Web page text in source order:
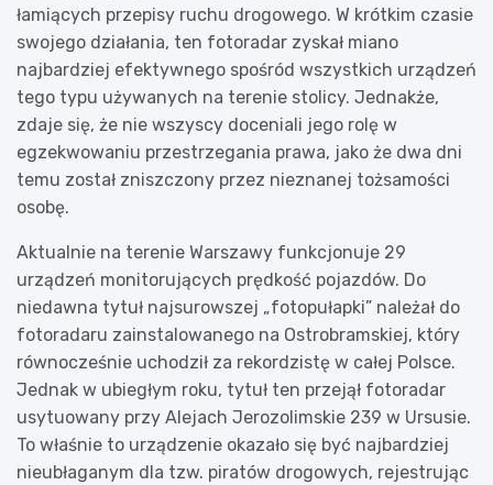
łamiących przepisy ruchu drogowego. W krótkim czasie
swojego działania, ten fotoradar zyskał miano
najbardziej efektywnego spośród wszystkich urządzeń
tego typu używanych na terenie stolicy. Jednakże,
zdaje się, że nie wszyscy doceniali jego rolę w
egzekwowaniu przestrzegania prawa, jako że dwa dni
temu został zniszczony przez nieznanej tożsamości
osobę.
Aktualnie na terenie Warszawy funkcjonuje 29
urządzeń monitorujących prędkość pojazdów. Do
niedawna tytuł najsurowszej „fotopułapki” należał do
fotoradaru zainstalowanego na Ostrobramskiej, który
równocześnie uchodził za rekordzistę w całej Polsce.
Jednak w ubiegłym roku, tytuł ten przejął fotoradar
usytuowany przy Alejach Jerozolimskie 239 w Ursusie.
To właśnie to urządzenie okazało się być najbardziej
nieubłaganym dla tzw. piratów drogowych, rejestrując